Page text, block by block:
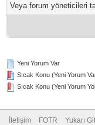
Veya forum yöneticileri
Yeni Yorum Var
Sıcak Konu (Yeni Yorum
Sıcak Konu (Yeni Yorum
İletişim FOTR Yukarı Git